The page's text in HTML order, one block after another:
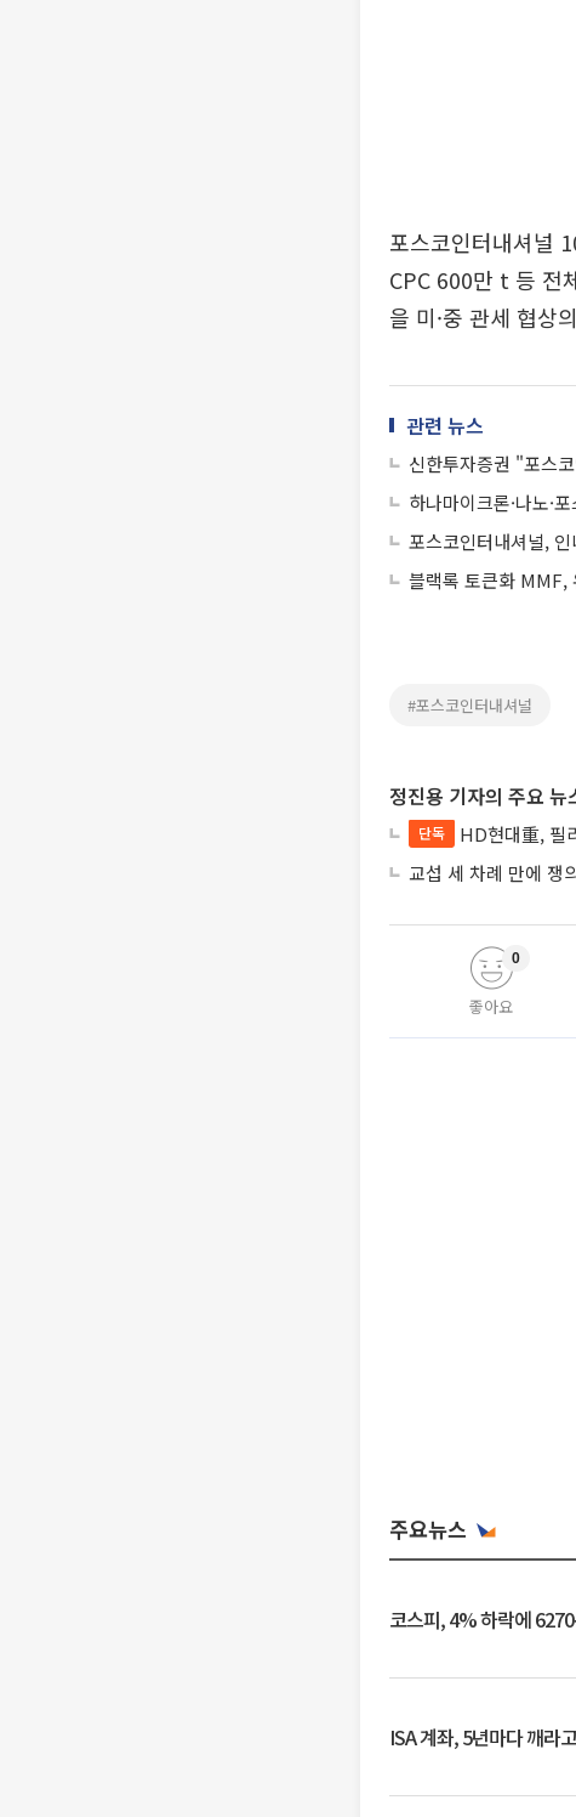
포스코인터내셔널
CPC 600만 t 등 전
을 미·중 관세 협상
관련 뉴스
신한투자증권 "포스
하나마이크론·나노·
포스코인터내셔널,
블랙록 토큰화 MMF,
#포스코인터내셔널
정진용 기자의 주요 뉴
단독
HD현대重, 필
교섭 세 차례 만에 쟁
좋아요
0
주요뉴스
코스피, 4% 하락에
ISA 계좌, 5년마다 깨라